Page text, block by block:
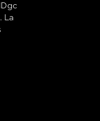
La